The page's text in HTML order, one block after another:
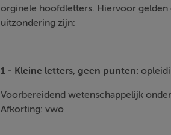
orginele hoofdletters. Hiervoor gelden
uitzondering zijn:
1 - Kleine letters, geen punten:
Voorbereidend wetenschappelijk
Afkorting: vwo